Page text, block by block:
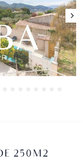
250M2